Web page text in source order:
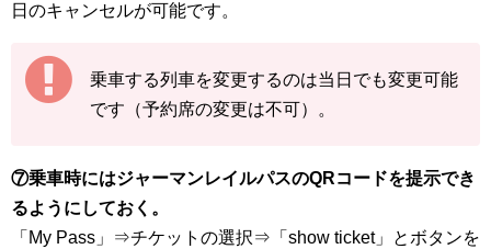
日のキャンセルが可能です。
乗車する列車を変更するのは当日でも変更可能
です（予約席の変更は不可）。
⑦乗車時にはジャーマンレイルパスのQRコードを提示でき
るようにしておく。
「My Pass」⇒チケットの選択⇒「show ticket」とボタンを